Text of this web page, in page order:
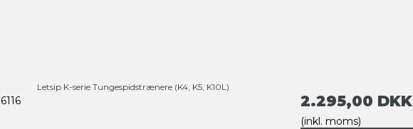
Letsip K-serie Tungespidstrænere (K4, K5, K10L)
6116 2.295,00 DKK
(inkl. moms)